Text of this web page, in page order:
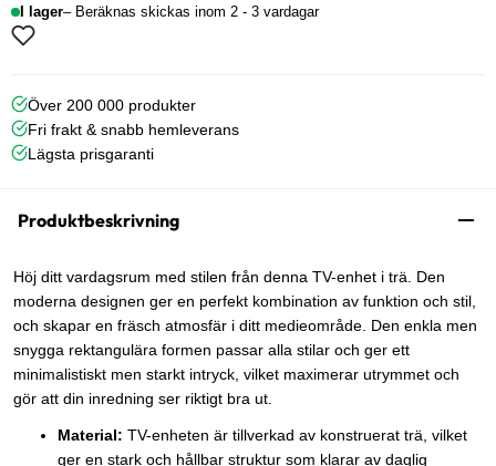
I lager Beräknas skickas inom 2 - 3 vardagar
Över 200 000 produkter
Fri frakt & snabb hemleverans
Lägsta prisgaranti
Produktbeskrivning
Höj ditt vardagsrum med stilen från denna TV-enhet i trä. Den
moderna designen ger en perfekt kombination av funktion och stil,
och skapar en fräsch atmosfär i ditt medieområde. Den enkla men
snygga rektangulära formen passar alla stilar och ger ett
minimalistiskt men starkt intryck, vilket maximerar utrymmet och
gör att din inredning ser riktigt bra ut.
Material: TV-enheten är tillverkad av konstruerat trä, vilket
ger en stark och hållbar struktur som klarar av daglig